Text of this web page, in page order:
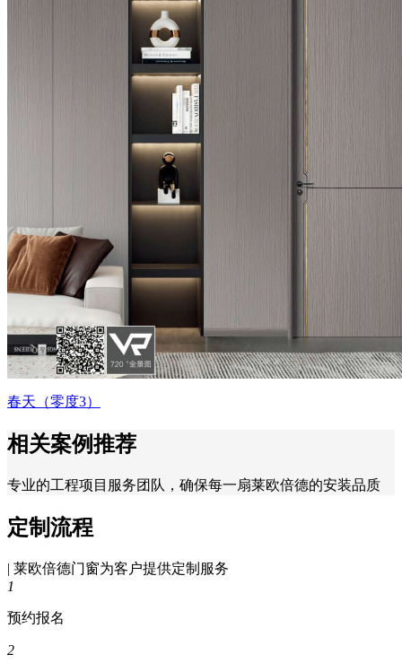
春天（零度3）
相关案例推荐
专业的工程项目服务团队，确保每一扇莱欧倍德的安装品质
定制流程
| 莱欧倍德门窗为客户提供定制服务
1
预约报名
2